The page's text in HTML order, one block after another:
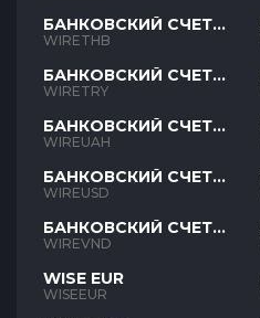
БАНКОВСКИЙ СЧЕТ
THB
WIRETHB
БАНКОВСКИЙ СЧЕТ
TRY
WIRETRY
БАНКОВСКИЙ СЧЕТ
UAH
WIREUAH
БАНКОВСКИЙ СЧЕТ
USD
WIREUSD
БАНКОВСКИЙ СЧЕТ
VND
WIREVND
WISE EUR
WISEEUR